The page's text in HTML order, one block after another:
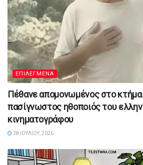
ΕΠΙΛΕΓΜΕΝΑ
Πέθανε απομονωμένος στο κτήμα
πασίγνωστος ηθοποιός του
κινηματογράφου
28 ΙΟΥΛΊΟΥ, 2026